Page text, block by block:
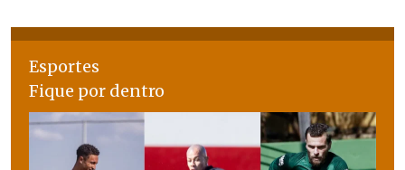
Esportes
Fique por dentro